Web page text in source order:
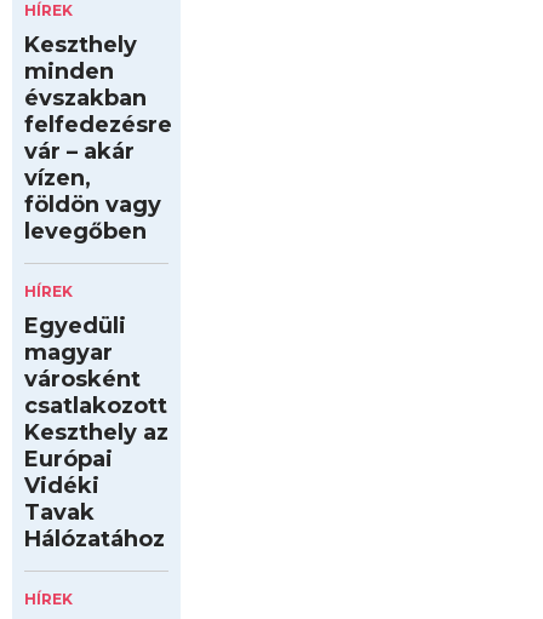
HÍREK
Keszthely
minden
évszakban
felfedezésre
vár – akár
vízen,
földön vagy
levegőben
HÍREK
Egyedüli
magyar
városként
csatlakozott
Keszthely az
Európai
Vidéki
Tavak
Hálózatához
HÍREK